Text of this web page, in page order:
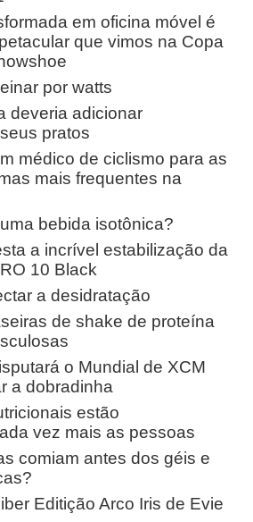
em oficina móvel é
que vimos na Copa
por watts
deveria adicionar
pratos
médico de ciclismo para as
mais frequentes na
bebida isotônica?
a incrível estabilização da
10 Black
a desidratação
de shake de proteína
o Mundial de XCM
a dobradinha
estão
vez mais as pessoas
comiam antes dos géis e
Editição Arco Iris de Evie